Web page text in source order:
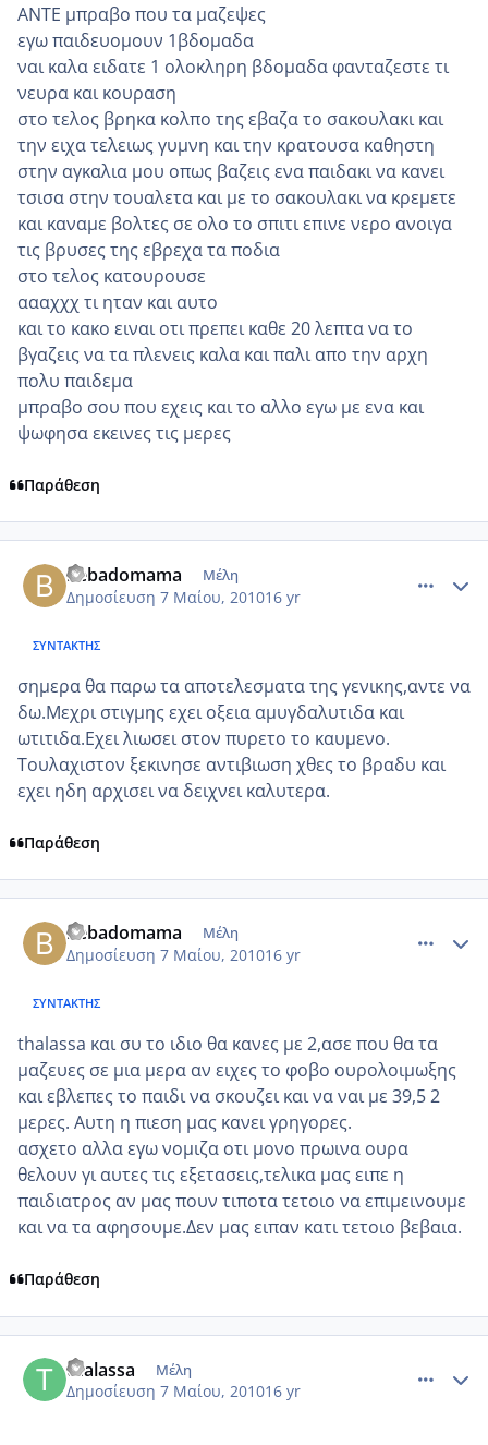
ΑΝΤΕ μπραβο που τα μαζεψες
εγω παιδευομουν 1βδομαδα
ναι καλα ειδατε 1 ολοκληρη βδομαδα φανταζεστε τι
νευρα και κουραση
στο τελος βρηκα κολπο της εβαζα το σακουλακι και
την ειχα τελειως γυμνη και την κρατουσα καθηστη
στην αγκαλια μου οπως βαζεις ενα παιδακι να κανει
τσισα στην τουαλετα και με το σακουλακι να κρεμετε
και καναμε βολτες σε ολο το σπιτι επινε νερο ανοιγα
τις βρυσες της εβρεχα τα ποδια
στο τελος κατουρουσε
αααχχχ τι ηταν και αυτο
και το κακο ειναι οτι πρεπει καθε 20 λεπτα να το
βγαζεις να τα πλενεις καλα και παλι απο την αρχη
πολυ παιδεμα
μπραβο σου που εχεις και το αλλο εγω με ενα και
ψωφησα εκεινες τις μερες
Παράθεση
bebadomama Μέλη
Δημοσίευση 7 Μαίου, 201016 yr
ΣΥΝΤΆΚΤΗΣ
σημερα θα παρω τα αποτελεσματα της γενικης,αντε να
δω.Μεχρι στιγμης εχει οξεια αμυγδαλυτιδα και
ωτιτιδα.Εχει λιωσει στον πυρετο το καυμενο.
Τουλαχιστον ξεκινησε αντιβιωση χθες το βραδυ και
εχει ηδη αρχισει να δειχνει καλυτερα.
Παράθεση
bebadomama Μέλη
Δημοσίευση 7 Μαίου, 201016 yr
ΣΥΝΤΆΚΤΗΣ
thalassa και συ το ιδιο θα κανες με 2,ασε που θα τα
μαζευες σε μια μερα αν ειχες το φοβο ουρολοιμωξης
και εβλεπες το παιδι να σκουζει και να ναι με 39,5 2
μερες. Αυτη η πιεση μας κανει γρηγορες.
ασχετο αλλα εγω νομιζα οτι μονο πρωινα ουρα
θελουν γι αυτες τις εξετασεις,τελικα μας ειπε η
παιδιατρος αν μας πουν τιποτα τετοιο να επιμεινουμε
και να τα αφησουμε.Δεν μας ειπαν κατι τετοιο βεβαια.
Παράθεση
thalassa Μέλη
Δημοσίευση 7 Μαίου, 201016 yr